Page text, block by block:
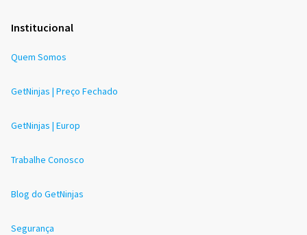
Institucional
Quem Somos
GetNinjas | Preço Fechado
GetNinjas | Europ
Trabalhe Conosco
Blog do GetNinjas
Segurança